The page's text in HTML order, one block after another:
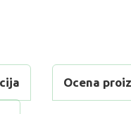
Ocena